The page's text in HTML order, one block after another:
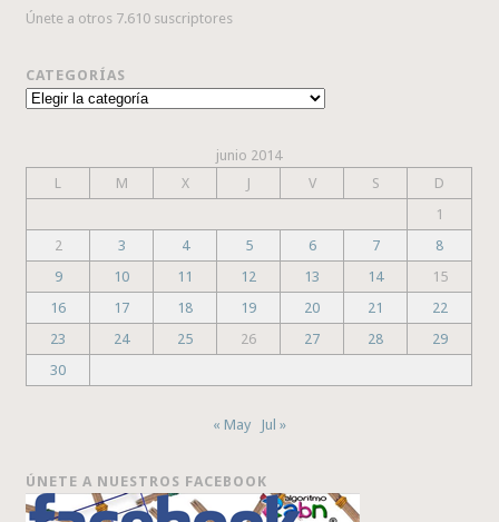
Únete a otros 7.610 suscriptores
CATEGORÍAS
Categorías
junio 2014
L
M X J V S
D
1
2
3 4 5 6 7
8
9
10 11 12 13 14
15
16
17 18 19 20 21
22
23
24 25 26 27 28
29
30
« May Jul »
ÚNETE A NUESTROS FACEBOOK